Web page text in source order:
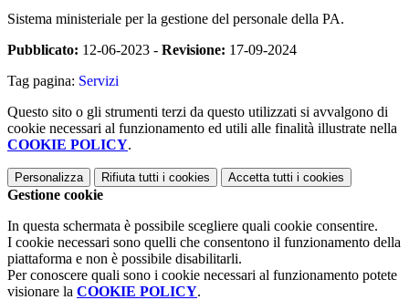
Sistema ministeriale per la gestione del personale della PA.
Pubblicato: 12-06-2023 - Revisione: 17-09-2024
Tag pagina: Servizi
Questo sito o gli strumenti terzi da questo utilizzati si avvalgono di
cookie necessari al funzionamento ed utili alle finalità illustrate nella
COOKIE POLICY.
Personalizza Rifiuta tutti i cookies Accetta tutti i cookies
Gestione cookie
In questa schermata è possibile scegliere quali cookie consentire.
I cookie necessari sono quelli che consentono il funzionamento della
piattaforma e non è possibile disabilitarli.
Per conoscere quali sono i cookie necessari al funzionamento potete
visionare la COOKIE POLICY.